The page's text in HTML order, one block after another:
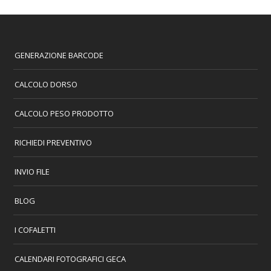
GENERAZIONE BARCODE
CALCOLO DORSO
CALCOLO PESO PRODOTTO
RICHIEDI PREVENTIVO
INVIO FILE
BLOG
I COFALETTI
CALENDARI FOTOGRAFICI GECA